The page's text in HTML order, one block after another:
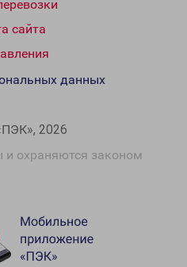
сайта
2026
охраняются законом
данных